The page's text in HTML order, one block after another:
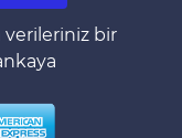
bir